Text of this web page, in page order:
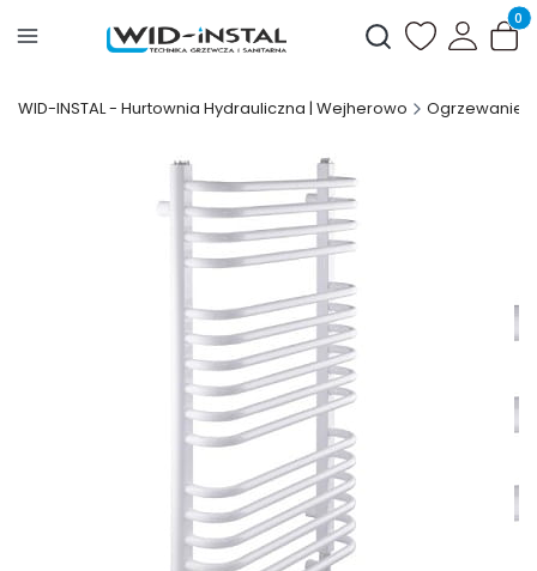
Otwórz
WID-INSTAL - Hurtownia Hydrauliczna | Wejherowo Ogrzewanie